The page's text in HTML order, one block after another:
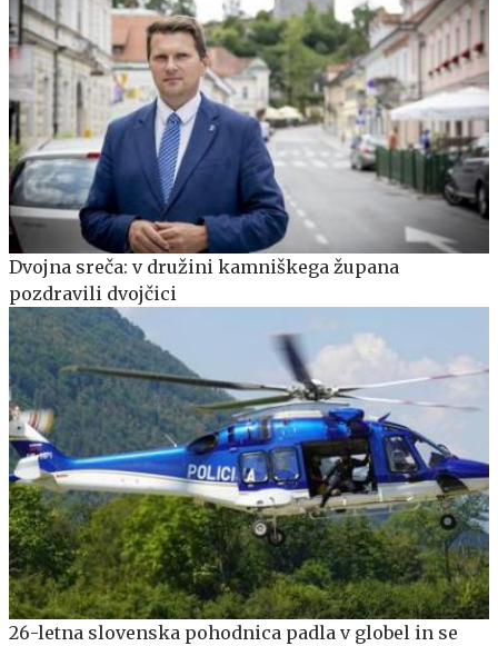
Dvojna sreča: v družini kamniškega župana
pozdravili dvojčici
26-letna slovenska pohodnica padla v globel in se